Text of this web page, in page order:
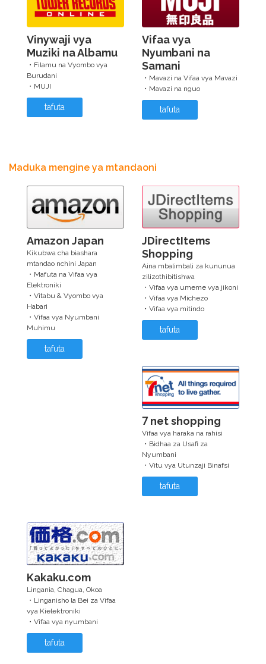
Vinywaji vya
Muziki na Albamu
・Filamu na Vyombo vya
Burudani
・MUJI
tafuta
Vifaa vya
Nyumbani na
Samani
・Mavazi na Vifaa vya Mavazi
・Mavazi na nguo
tafuta
Maduka mengine ya mtandaoni
Amazon Japan
Kikubwa cha biashara
mtandao nchini Japan
・Mafuta na Vifaa vya
Elektroniki
・Vitabu & Vyombo vya
Habari
・Vifaa vya Nyumbani
Muhimu
tafuta
JDirectItems
Shopping
Aina mbalimbali za kununua
zilizothibitishwa
・Vifaa vya umeme vya jikoni
・Vifaa vya Michezo
・Vifaa vya mitindo
tafuta
7 net shopping
Vifaa vya haraka na rahisi
・Bidhaa za Usafi za
Nyumbani
・Vitu vya Utunzaji Binafsi
tafuta
Kakaku.com
Lingania, Chagua, Okoa
・Linganisho la Bei za Vifaa
vya Kielektroniki
・Vifaa vya nyumbani
tafuta